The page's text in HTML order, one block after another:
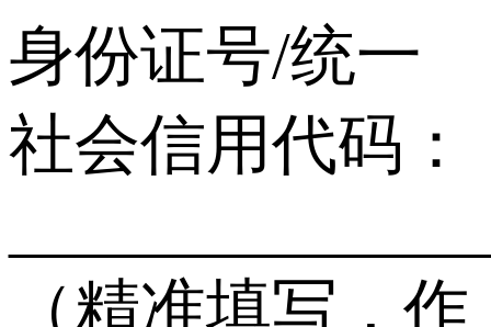
身份证号/统一
社会信用代码：
（精准填写，作